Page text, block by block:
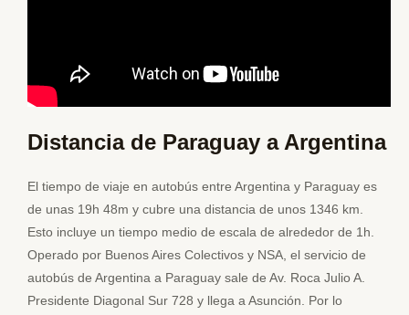
Distancia de Paraguay a Argentina
El tiempo de viaje en autobús entre Argentina y Paraguay es
de unas 19h 48m y cubre una distancia de unos 1346 km.
Esto incluye un tiempo medio de escala de alrededor de 1h.
Operado por Buenos Aires Colectivos y NSA, el servicio de
autobús de Argentina a Paraguay sale de Av. Roca Julio A.
Presidente Diagonal Sur 728 y llega a Asunción. Por lo